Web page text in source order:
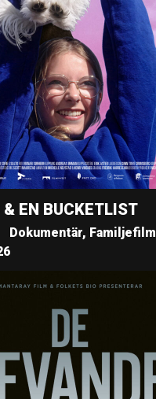
& EN BUCKETLIST
Dokumentär, Familjefilm